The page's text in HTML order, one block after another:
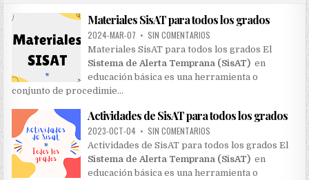
o
r
:
Materiales SisAT para todos los grados
2024-MAR-07 • SIN COMENTARIOS
Materiales SisAT para todos los grados El
Sistema de Alerta Temprana (SisAT) en
educación básica es una herramienta o
conjunto de procedimie…
Actividades de SisAT para todos los grados
2023-OCT-04 • SIN COMENTARIOS
Actividades de SisAT para todos los grados El
Sistema de Alerta Temprana (SisAT) en
educación básica es una herramienta o